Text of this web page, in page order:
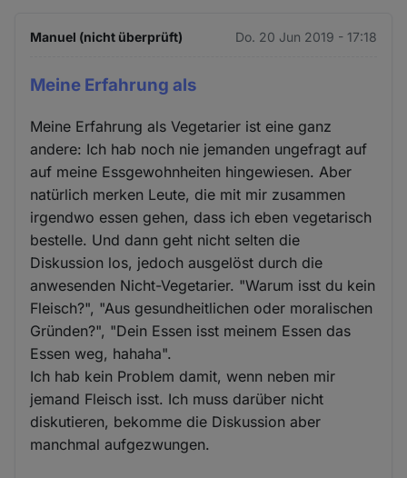
Manuel (nicht überprüft) Do. 20 Jun 2019 - 17:18
Meine Erfahrung als
Meine Erfahrung als Vegetarier ist eine ganz
andere: Ich hab noch nie jemanden ungefragt auf
auf meine Essgewohnheiten hingewiesen. Aber
natürlich merken Leute, die mit mir zusammen
irgendwo essen gehen, dass ich eben vegetarisch
bestelle. Und dann geht nicht selten die
Diskussion los, jedoch ausgelöst durch die
anwesenden Nicht-Vegetarier. "Warum isst du kein
Fleisch?", "Aus gesundheitlichen oder moralischen
Gründen?", "Dein Essen isst meinem Essen das
Essen weg, hahaha".
Ich hab kein Problem damit, wenn neben mir
jemand Fleisch isst. Ich muss darüber nicht
diskutieren, bekomme die Diskussion aber
manchmal aufgezwungen.